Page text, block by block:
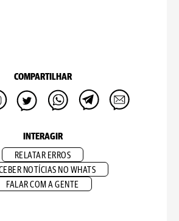
COMPARTILHAR
INTERAGIR
RELATAR ERROS
NOTÍCIAS NO WHATS
FALAR COM A GENTE